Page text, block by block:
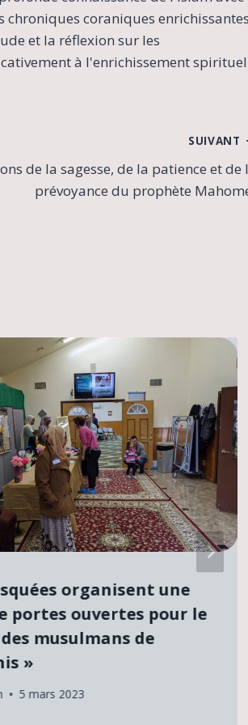
coraniques enrichissantes
et la réflexion sur les
à l'enrichissement spirituel
SUIVANT
de la sagesse, de la patience et de
prévoyance du prophète
organisent une
portes ouvertes pour le
musulmans de
»
5 mars 2023